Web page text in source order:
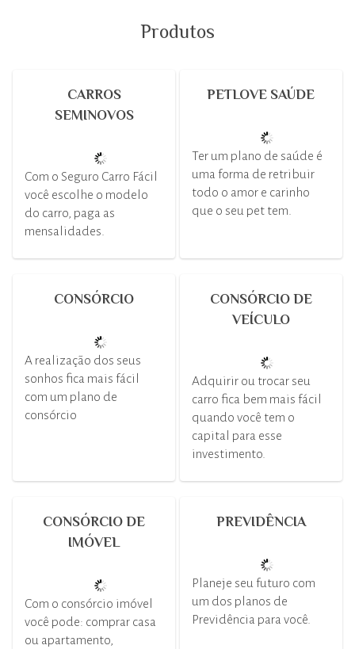
Produtos
CARROS
SEMINOVOS
Com o Seguro Carro Fácil
você escolhe o modelo
do carro, paga as
mensalidades.
PETLOVE SAÚDE
Ter um plano de saúde é
uma forma de retribuir
todo o amor e carinho
que o seu pet tem.
CONSÓRCIO
A realização dos seus
sonhos fica mais fácil
com um plano de
consórcio
CONSÓRCIO DE
VEÍCULO
Adquirir ou trocar seu
carro fica bem mais fácil
quando você tem o
capital para esse
investimento.
CONSÓRCIO DE
IMÓVEL
Com o consórcio imóvel
você pode: comprar casa
ou apartamento,
PREVIDÊNCIA
Planeje seu futuro com
um dos planos de
Previdência para você.